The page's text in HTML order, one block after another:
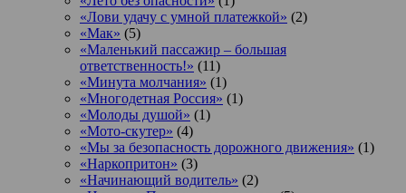
«Лови удачу с умной платежкой» (2)
«Мак» (5)
«Маленький пассажир – большая
ответственность!» (11)
«Минута молчания» (1)
«Многодетная Россия» (1)
«Молоды душой» (1)
«Мото-скутер» (4)
«Мы за безопасность дорожного движения» (1)
«Наркопритон» (3)
«Начинающий водитель» (2)